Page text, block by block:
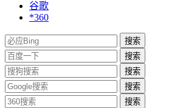
谷歌
*360
搜索
搜索
搜索
搜索
搜索